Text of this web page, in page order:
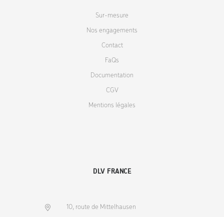
Sur-mesure
Nos engagements
Contact
FaQs
Documentation
CGV
Mentions légales
DLV FRANCE
10, route de Mittelhausen